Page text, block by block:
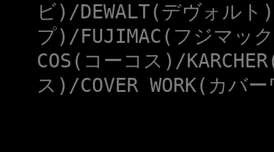
ビ)/DEWALT(デヴォル
プ)/FUJIMAC(フジマッ
COS(コーコス)/
ス)/COVER WORK(カ